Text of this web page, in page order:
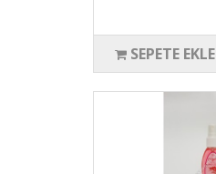
SEPETE EKLE